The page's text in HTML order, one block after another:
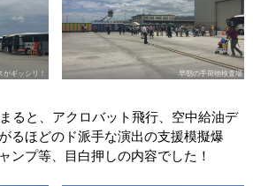
がギッシリ！ 早朝の手荷物検査場
ると、アクロバット飛行、空中給油デ
るほどのド派手な演出の支援模擬爆
ンプ等、目白押しの内容でした！